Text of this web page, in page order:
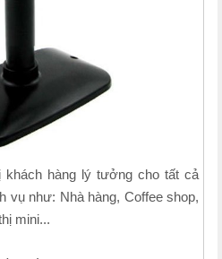
khách hàng lý tưởng cho tất cả
vụ như: Nhà hàng, Coffee shop,
mini...